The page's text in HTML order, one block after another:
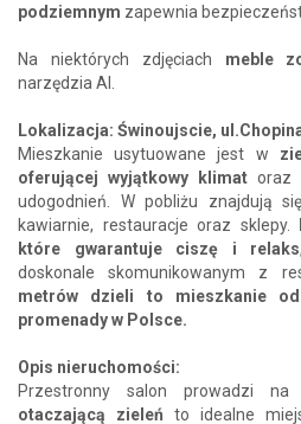
podziemnym zapewnia
Na niektórych zdjęciach meble
narzędzia AI.
Lokalizacja: Świnoujscie,
Mieszkanie usytuowane jest w
oferującej wyjątkowy klimat oraz
udogodnień. W pobliżu znajdują
kawiarnie, restauracje oraz sklepy.
które gwarantuje ciszę i relaks
doskonale skomunikowanym z
metrów dzieli to mieszkanie
promenady w Polsce.
Opis nieruchomości:
Przestronny salon prowadzi na
otaczającą zieleń to idealne